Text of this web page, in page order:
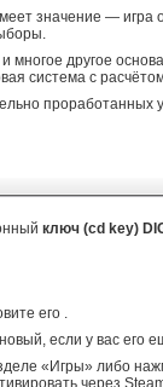
значение — игра
многое другое
система с
проработанных
ключ (cd key)
его .
новый, если у вас его
«Игры» либо
через